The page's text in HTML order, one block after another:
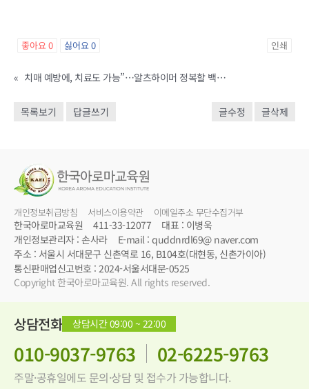
좋아요0 싫어요0 인쇄
« 치매 예방에, 치료도 가능”…알츠하이머 정복할 백신 찾았다는데
목록보기 답글쓰기 글수정 글삭제
개인정보취급방침 서비스이용약관 이메일주소 무단수집거부
한국아로마교육원 411-33-12077
대표 : 이병욱
개인정보관리자 : 손사라
E-mail : quddnrdl69@ naver.com
주소 : 서울시 서대문구 신촌역로 16, B104호(대현동, 신촌가이아)
통신판매업신고번호 : 2024-서울서대문-0525
Copyright 한국아로마교육원. All rights reserved.
상담전화 상담시간 09:00 ~ 22:00
010-9037-9763 02-6225-9763
주말·공휴일에도 문의·상담 및 접수가 가능합니다.